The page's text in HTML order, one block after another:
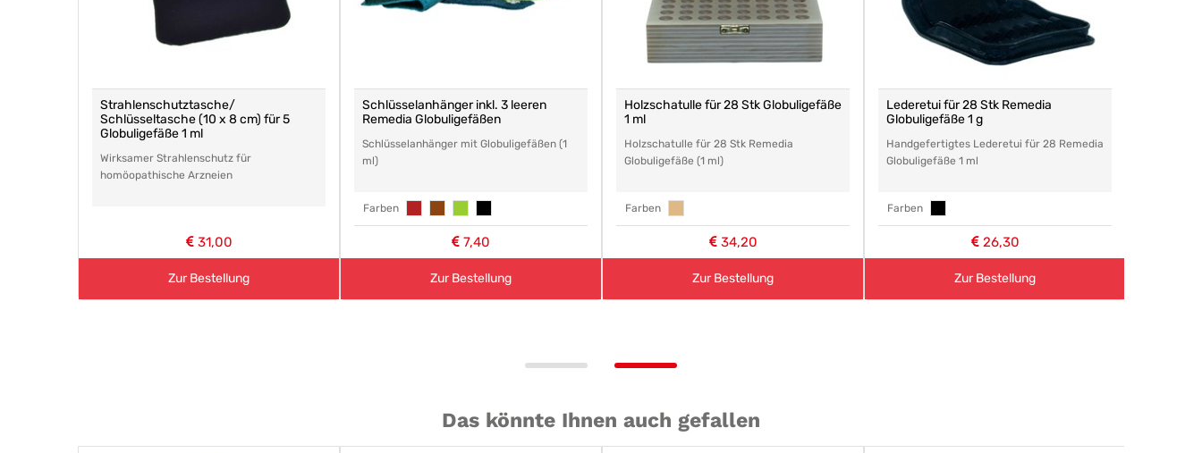
Strahlenschutztasche/
Schlüsseltasche (10 x 8 cm) für 5
Globuligefäße 1 ml
Wirksamer Strahlenschutz für
homöopathische Arzneien
31,00
Zur Bestellung
Schlüsselanhänger inkl. 3 leeren
Remedia Globuligefäßen
Schlüsselanhänger mit Globuligefäßen (1
ml)
Farben
7,40
Zur Bestellung
Holzschatulle für 28 Stk Globuligefäße
1 ml
Holzschatulle für 28 Stk Remedia
Globuligefäße (1 ml)
Farben
34,20
Zur Bestellung
Lederetui für 28 Stk Remedia
Globuligefäße 1 g
Handgefertigtes Lederetui für 28 Remedia
Globuligefäße 1 ml
Farben
26,30
Zur Bestellung
Das könnte Ihnen auch gefallen